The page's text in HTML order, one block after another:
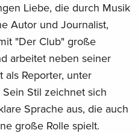
Liebe, die durch Musik
Autor und Journalist,
"Der Club" große
arbeitet neben seiner
als Reporter, unter
Stil zeichnet sich
Sprache aus, die auch
große Rolle spielt.